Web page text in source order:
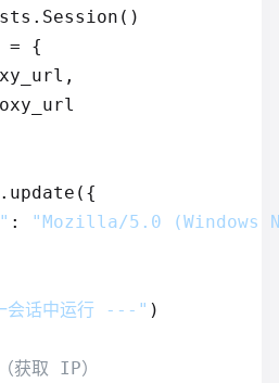
= {
:
"Mozilla/5.0 (Windows
话中运行 ---" )
获取 IP）